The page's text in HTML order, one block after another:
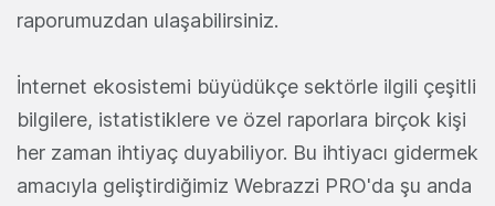
raporumuzdan ulaşabilirsiniz.
İnternet ekosistemi büyüdükçe sektörle ilgili çeşitli
bilgilere, istatistiklere ve özel raporlara birçok kişi
her zaman ihtiyaç duyabiliyor. Bu ihtiyacı gidermek
amacıyla geliştirdiğimiz Webrazzi PRO'da şu anda